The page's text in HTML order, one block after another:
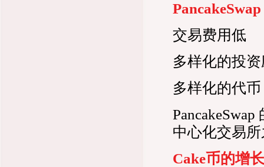
交易费用低
多样化的投
多样化的代币
中心化交易
Cake币的增